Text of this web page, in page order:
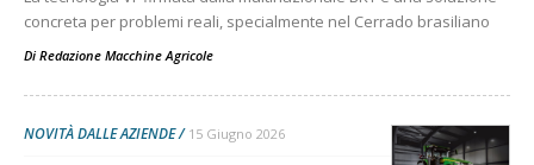
concreta per problemi reali, specialmente nel Cerrado brasiliano
Di Redazione Macchine Agricole
NOVITÀ DALLE AZIENDE 15 Giugno 2026